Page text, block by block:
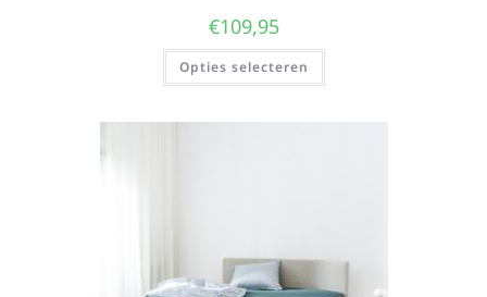
€109,95
Opties selecteren